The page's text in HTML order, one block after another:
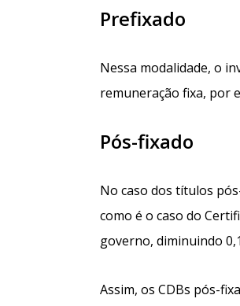
Prefixado
Nessa modalidade, o
remuneração fixa, por
Pós-fixado
No caso dos títulos
como é o caso do
governo, diminuindo
Assim, os CDBs pós-